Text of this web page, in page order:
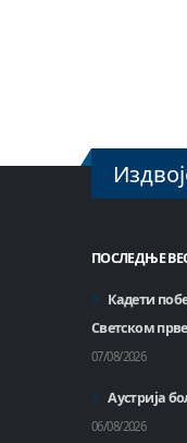
ПОСЛЕДЊЕ
Кадети
Светском
07/08/2026
Аустрија
06/08/2026